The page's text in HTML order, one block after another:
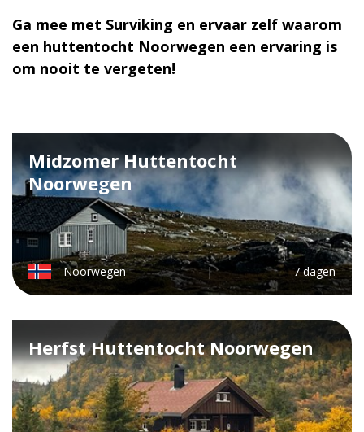
Ga mee met Surviking en ervaar zelf waarom
een huttentocht Noorwegen een ervaring is
om nooit te vergeten!
Midzomer Huttentocht
Noorwegen
Noorwegen | 7 dagen
Herfst Huttentocht Noorwegen